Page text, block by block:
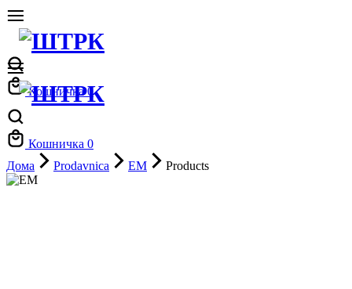
Кошничка 0
Кошничка 0
Дома
Prodavnica EM Products